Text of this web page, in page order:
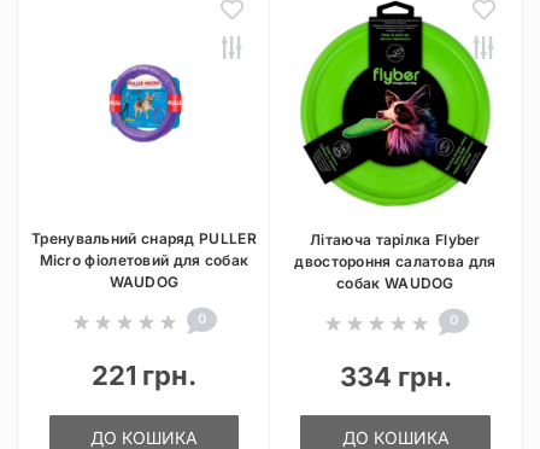
Тренувальний снаряд PULLER
Micro фіолетовий для собак
WAUDOG
0
221 грн.
ДО КОШИКА
Літаюча тарілка Flyber
двостороння салатова для
собак WAUDOG
0
334 грн.
ДО КОШИКА